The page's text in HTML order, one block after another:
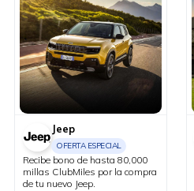
Jeep
OFERTA ESPECIAL
Recibe bono de hasta 80,000
millas ClubMiles por la compra
de tu nuevo Jeep.